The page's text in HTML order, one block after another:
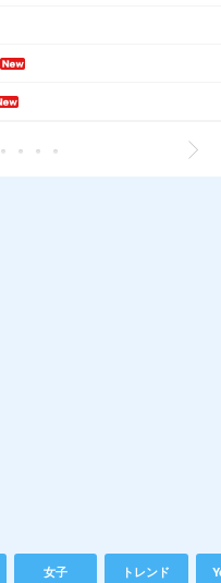
女子 トレンド